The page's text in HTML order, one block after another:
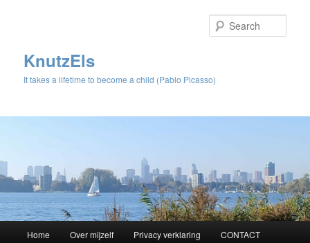
KnutzEls
It takes a lifetime to become a child (Pablo Picasso)
Skip
Home Over mijzelf Privacy verklaring CONTACT